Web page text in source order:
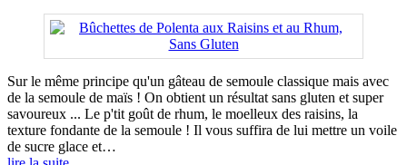
Sur le même principe qu'un gâteau de semoule classique mais avec
de la semoule de maïs ! On obtient un résultat sans gluten et super
savoureux ... Le p'tit goût de rhum, le moelleux des raisins, la
texture fondante de la semoule ! Il vous suffira de lui mettre un voile
de sucre glace et…